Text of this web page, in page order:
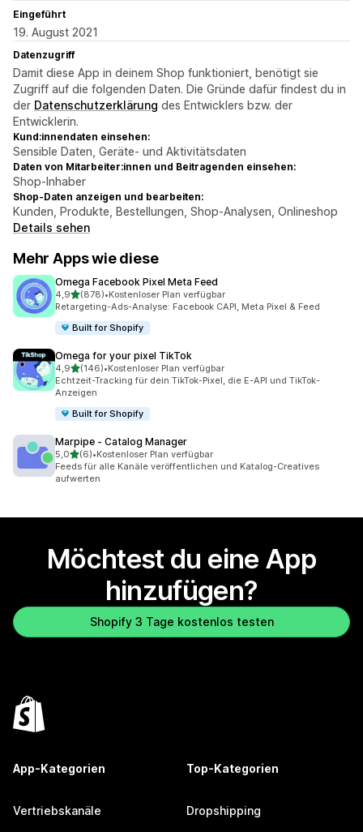
Eingeführt
19. August 2021
Datenzugriff
Damit diese App in deinem Shop funktioniert, benötigt sie
Zugriff auf die folgenden Daten. Die Gründe dafür findest du in
der Datenschutzerklärung des Entwicklers bzw. der
Entwicklerin.
Kund:innendaten einsehen:
Sensible Daten, Geräte- und Aktivitätsdaten
Daten von Mitarbeiter:innen und Beitragenden einsehen:
Shop-Inhaber
Shop-Daten anzeigen und bearbeiten:
Kunden, Produkte, Bestellungen, Shop-Analysen, Onlineshop
Details sehen
Mehr Apps wie diese
Omega Facebook Pixel Meta Feed
4,9von 5 Sternen
(878)
878 Rezensionen insgesamt
•Kostenloser Plan verfügbar
Retargeting-Ads-Analyse: Facebook CAPI, Meta Pixel & Feed
Built for Shopify
Omega for your pixel TikTok
4,9von 5 Sternen
(146)
146 Rezensionen insgesamt
•Kostenloser Plan verfügbar
Echtzeit-Tracking für dein TikTok-Pixel, die E-API und TikTok-
Anzeigen
Built for Shopify
Marpipe ‑ Catalog Manager
5,0von 5 Sternen
(6)
6 Rezensionen insgesamt
•Kostenloser Plan verfügbar
Feeds für alle Kanäle veröffentlichen und Katalog-Creatives
aufwerten
Möchtest du eine App
hinzufügen?
Shopify 3 Tage kostenlos testen
App-Kategorien
Vertriebskanäle
Top-Kategorien
Dropshipping